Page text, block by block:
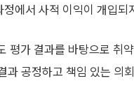
에서 사적 이익이 개입되
평가 결과를 바탕으로 취
과 공정하고 책임 있는 의